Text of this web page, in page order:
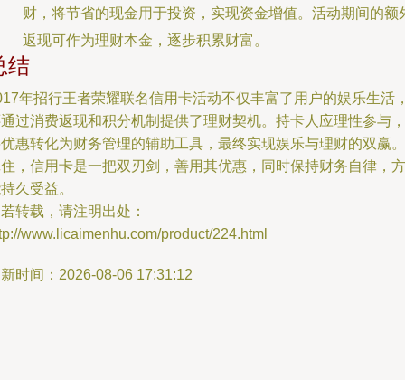
财，将节省的现金用于投资，实现资金增值。活动期间的额
返现可作为理财本金，逐步积累财富。
结
年招行王者荣耀联名信用卡活动不仅丰富了用户的娱乐生活
过消费返现和积分机制提供了理财契机。持卡人应理性参与，
惠转化为财务管理的辅助工具，最终实现娱乐与理财的双赢。
，信用卡是一把双刃剑，善用其优惠，同时保持财务自律，方
久受益。
转载，请注明出处：
www.licaimenhu.com/product/224.html
时间：2026-08-06 17:31:12